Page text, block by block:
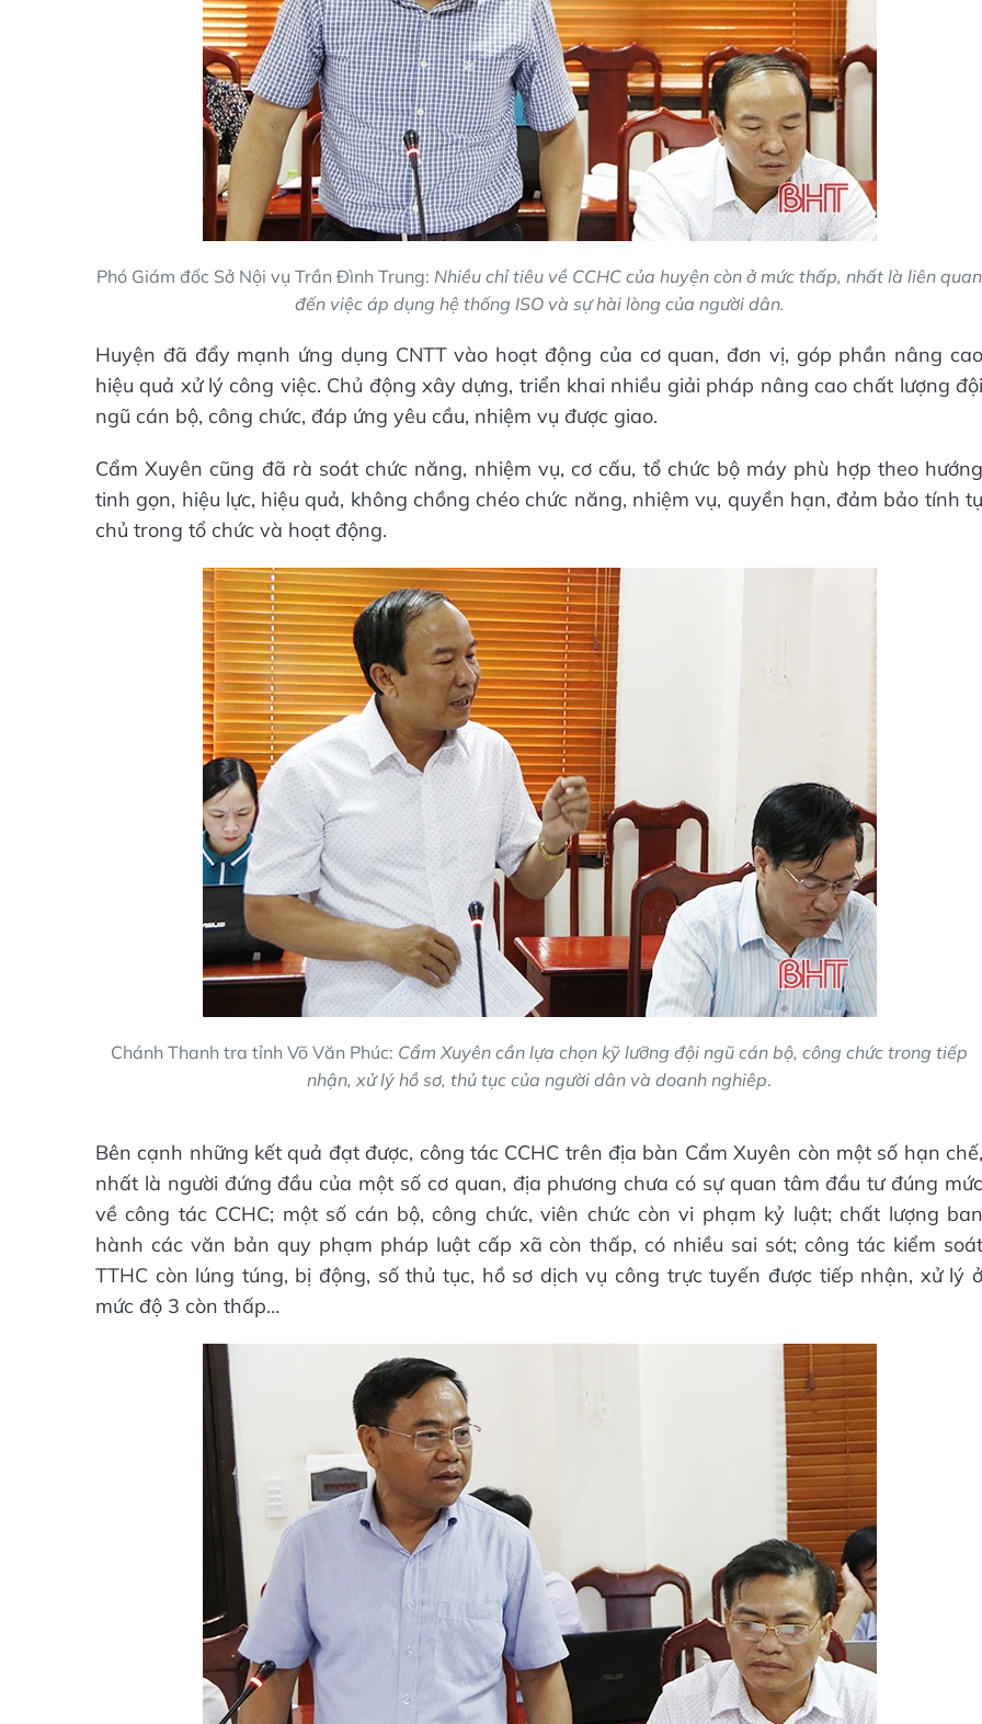
Phó Giám đốc Sở Nội vụ Trần Đình Trung: Nhiều chỉ tiêu về CCHC của huyện còn ở mức thấp, nhất là liên quan
đến việc áp dụng hệ thống ISO và sự hài lòng của người dân.
Huyện đã đẩy mạnh ứng dụng CNTT vào hoạt động của cơ quan, đơn vị, góp phần nâng cao
hiệu quả xử lý công việc. Chủ động xây dựng, triển khai nhiều giải pháp nâng cao chất lượng đội
ngũ cán bộ, công chức, đáp ứng yêu cầu, nhiệm vụ được giao.
Cẩm Xuyên cũng đã rà soát chức năng, nhiệm vụ, cơ cấu, tổ chức bộ máy phù hợp theo hướng
tinh gọn, hiệu lực, hiệu quả, không chồng chéo chức năng, nhiệm vụ, quyền hạn, đảm bảo tính tự
chủ trong tổ chức và hoạt động.
Chánh Thanh tra tỉnh Võ Văn Phúc: Cẩm Xuyên cần lựa chọn kỹ lưỡng đội ngũ cán bộ, công chức trong tiếp
nhận, xử lý hồ sơ, thủ tục của người dân và doanh nghiêp.
Bên cạnh những kết quả đạt được, công tác CCHC trên địa bàn Cẩm Xuyên còn một số hạn chế,
nhất là người đứng đầu của một số cơ quan, địa phương chưa có sự quan tâm đầu tư đúng mức
về công tác CCHC; một số cán bộ, công chức, viên chức còn vi phạm kỷ luật; chất lượng ban
hành các văn bản quy phạm pháp luật cấp xã còn thấp, có nhiều sai sót; công tác kiểm soát
TTHC còn lúng túng, bị động, số thủ tục, hồ sơ dịch vụ công trực tuyến được tiếp nhận, xử lý ở
mức độ 3 còn thấp…